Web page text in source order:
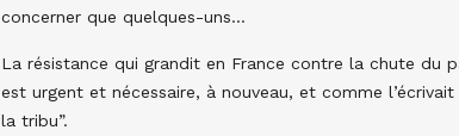
concerner que quelques-uns…
La résistance qui grandit en France contre la chute du
est urgent et nécessaire, à nouveau, et comme
la tribu”.